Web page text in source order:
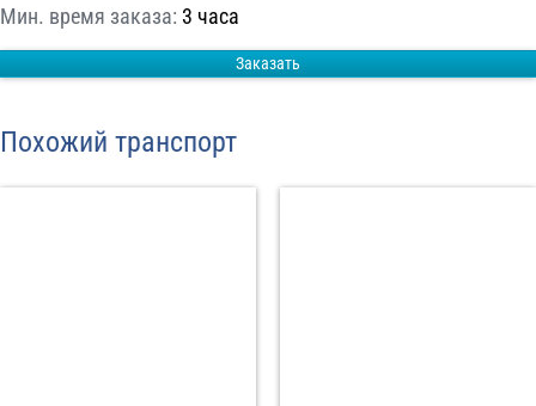
Мин. время заказа: 3 часа
Заказать
Похожий транспорт